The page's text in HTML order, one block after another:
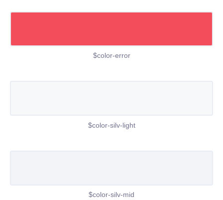
$color-error
$color-silv-light
$color-silv-mid